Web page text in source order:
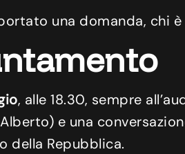
una domanda, chi
, alle 18.30, sempre
e una
della Repubblica.